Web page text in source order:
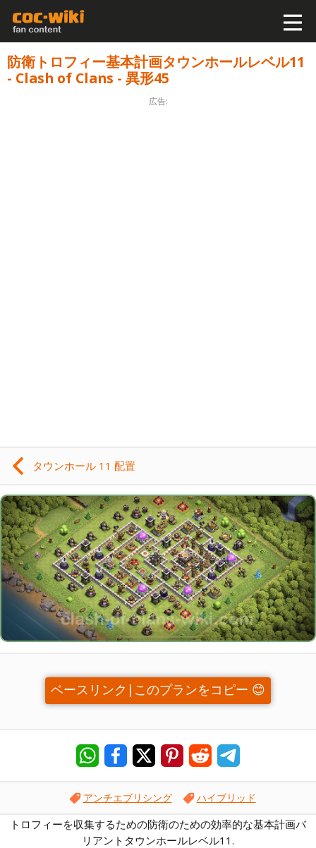
防衛トロフィー基本計画タウンホールレベル11
- Clash of Clans - 異形45
広告:
タウンホール 11 配置
ベースリンク|このプランをコピー 😊
アンチエブリシング ハイブリッド
トロフィーを収集するための防衛のための効率的な基本計画バ
リアントタウンホールレベル11.